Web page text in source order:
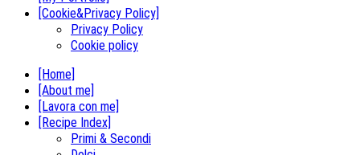
[Cookie&Privacy Policy]
Privacy Policy
Cookie policy
[Home]
[About me]
[Lavora con me]
[Recipe Index]
Primi & Secondi